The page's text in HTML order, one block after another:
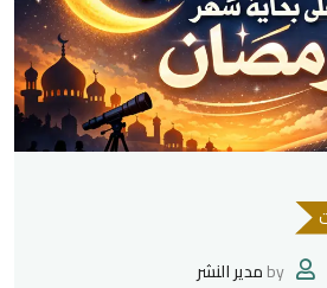
byمدير النشر